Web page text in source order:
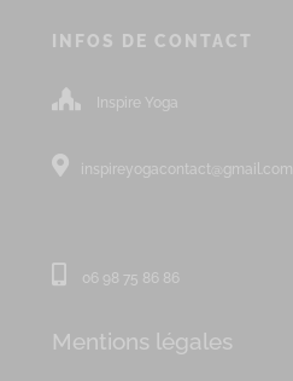
INFOS DE CONTACT
Inspire Yoga
inspireyogacontact@gmail.com
06 98 75 86 86
Mentions légales